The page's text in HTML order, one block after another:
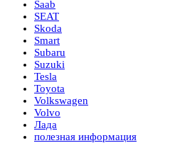
Saab
SEAT
Skoda
Smart
Subaru
Suzuki
Tesla
Toyota
Volkswagen
Volvo
Лада
полезная информация